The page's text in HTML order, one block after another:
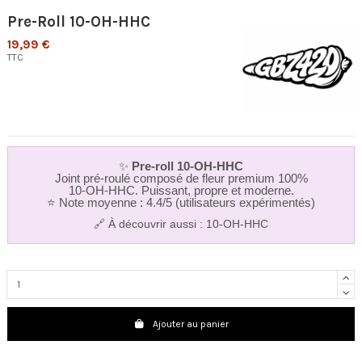
Pre-Roll 10-OH-HHC
19,99 €
TTC
✨ Pre‑roll 10‑OH‑HHC
Joint pré‑roulé composé de fleur premium 100%
10‑OH‑HHC. Puissant, propre et moderne.
⭐ Note moyenne : 4.4/5 (utilisateurs expérimentés)
🔗 À découvrir aussi : 10-OH-HHC
Ajouter au panier